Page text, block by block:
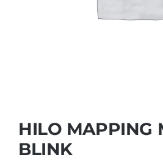
HILO MAPPING
BLINK